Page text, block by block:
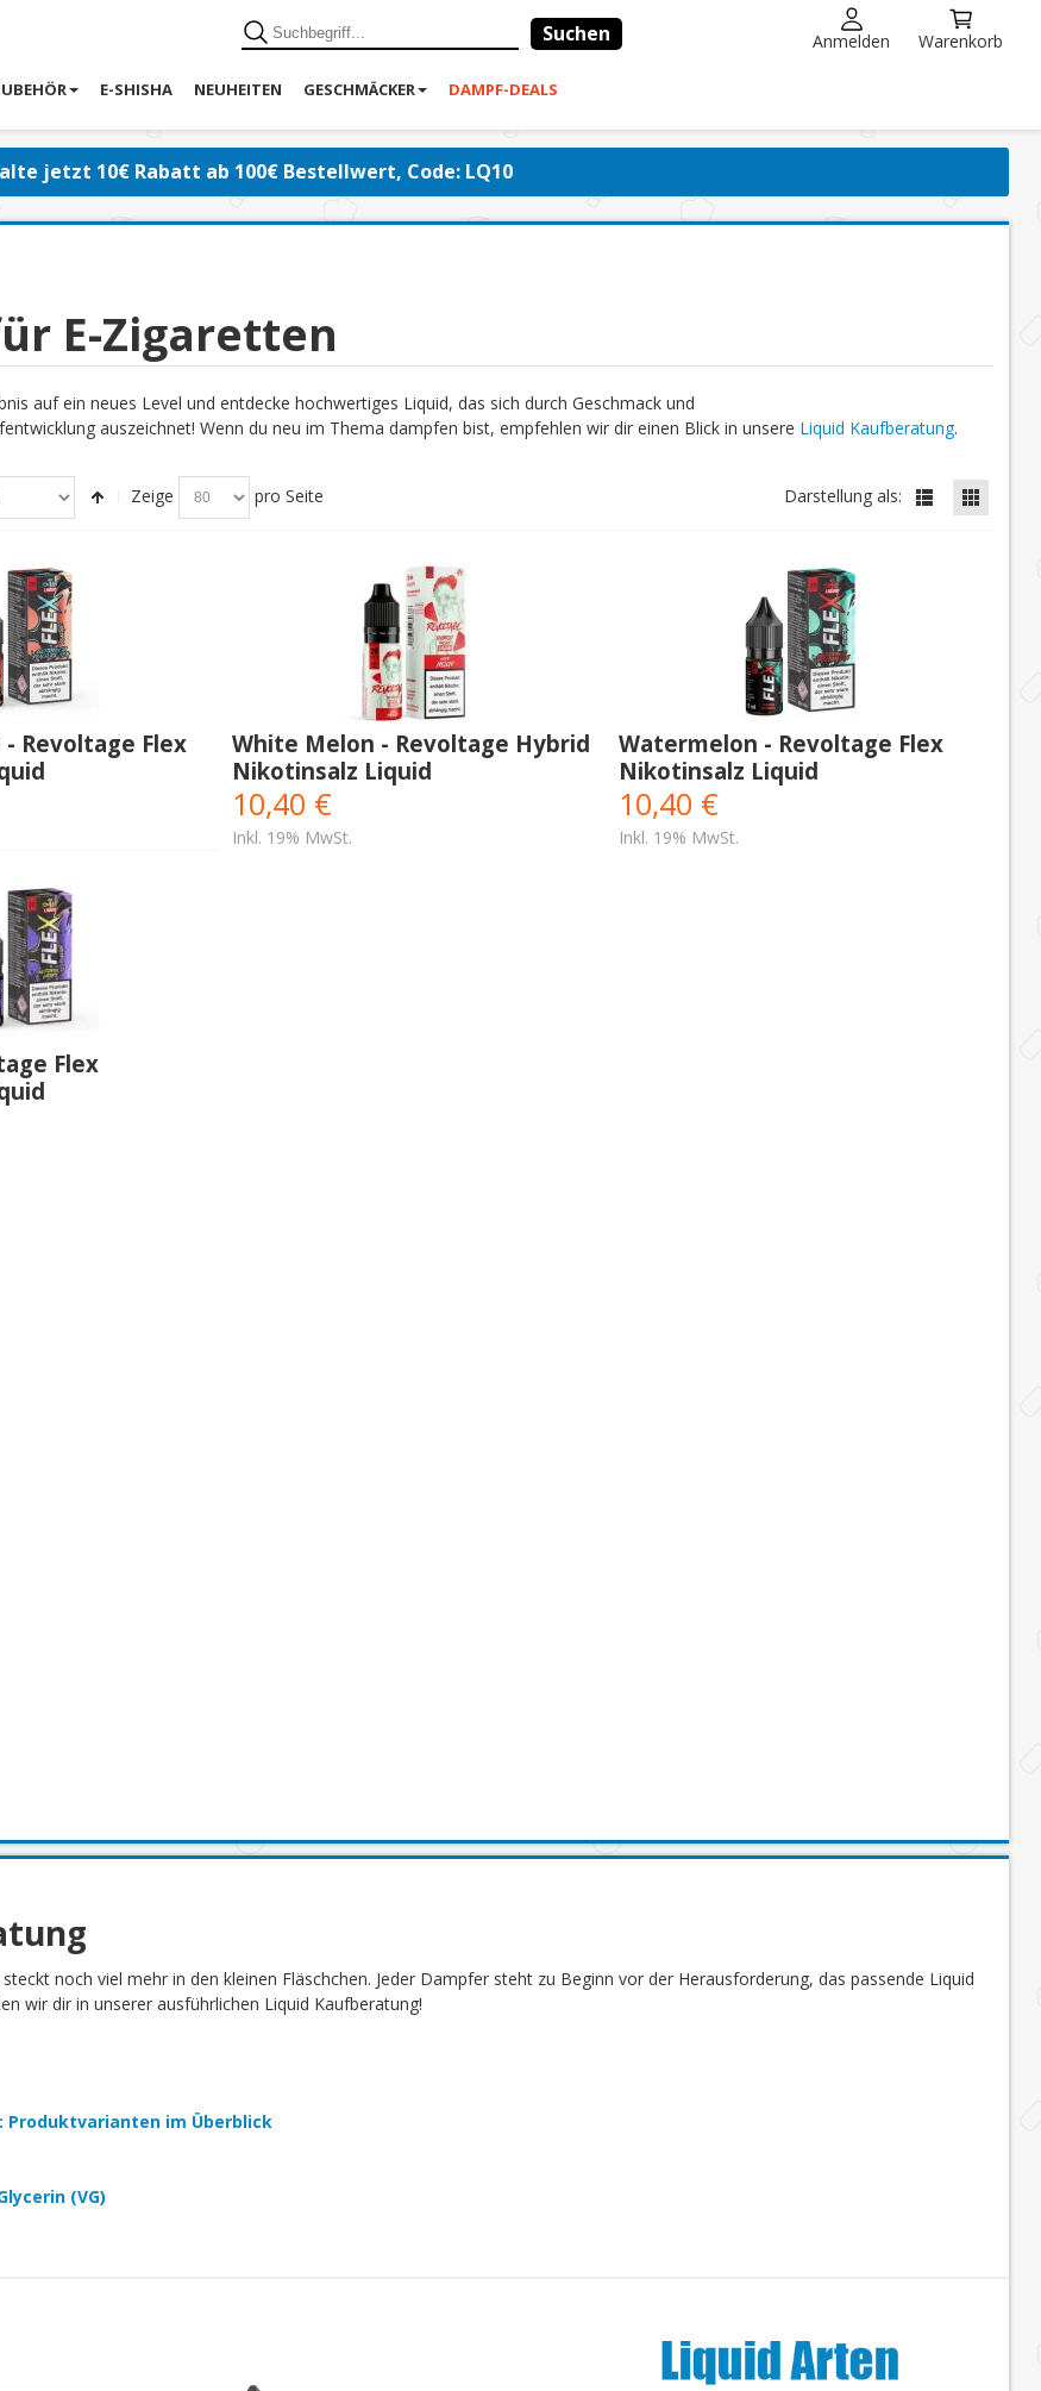
Suchen Anmelden Warenkorb
E-SHISHA NEUHEITEN GESCHMÄCKER DAMPF-DEALS
jetzt 10€ Rabatt ab 100€ Bestellwert, Code: LQ10
E-Zigaretten
auf ein neues Level und entdecke hochwertiges Liquid, das sich durch Geschmack und
auszeichnet! Wenn du neu im Thema dampfen bist, empfehlen wir dir einen Blick in unsere Liquid Kaufberatung.
Zeige pro Seite Darstellung als:
- Revoltage Flex
White Melon - Revoltage Hybrid
Nikotinsalz Liquid
10,40 €
Inkl. 19% MwSt.
Watermelon - Revoltage Flex
Nikotinsalz Liquid
10,40 €
Inkl. 19% MwSt.
Flex
noch viel mehr in den kleinen Fläschchen. Jeder Dampfer steht zu Beginn vor der Herausforderung, das passende Liquid
wir dir in unserer ausführlichen Liquid Kaufberatung!
Produktvarianten im Überblick
(VG)